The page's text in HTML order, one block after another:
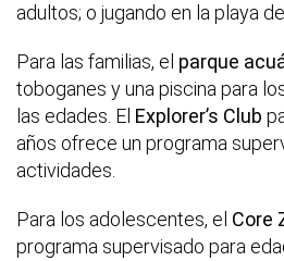
adultos; o jugando en la playa del
Para las familias, el parque
toboganes y una piscina para
las edades. El Explorer’s Club
años ofrece un programa
actividades.
Para los adolescentes, el Core
programa supervisado para